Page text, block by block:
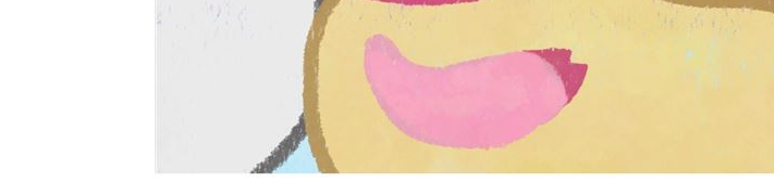
理想混蛋號召粉絲跨海追星吃美食！